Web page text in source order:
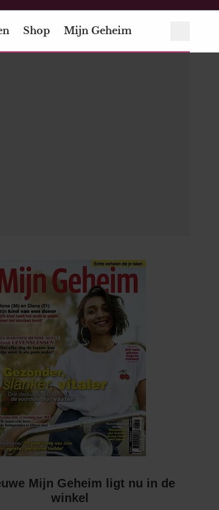
Shop Mijn Geheim
Mijn Geheim ligt nu in de
winkel